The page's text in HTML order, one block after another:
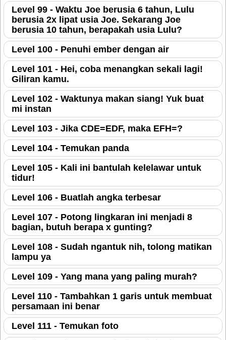
Level 99 - Waktu Joe berusia 6 tahun, Lulu
berusia 2x lipat usia Joe. Sekarang Joe
berusia 10 tahun, berapakah usia Lulu?
Level 100 - Penuhi ember dengan air
Level 101 - Hei, coba menangkan sekali lagi!
Giliran kamu.
Level 102 - Waktunya makan siang! Yuk buat
mi instan
Level 103 - Jika CDE=EDF, maka EFH=?
Level 104 - Temukan panda
Level 105 - Kali ini bantulah kelelawar untuk
tidur!
Level 106 - Buatlah angka terbesar
Level 107 - Potong lingkaran ini menjadi 8
bagian, butuh berapa x gunting?
Level 108 - Sudah ngantuk nih, tolong matikan
lampu ya
Level 109 - Yang mana yang paling murah?
Level 110 - Tambahkan 1 garis untuk membuat
persamaan ini benar
Level 111 - Temukan foto